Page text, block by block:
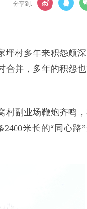
分享到:
坪村多年来积怨颇
合并，多年的积怨
村副业场鞭炮齐鸣
米长的“同心路